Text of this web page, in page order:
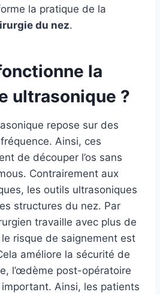
la pratique de la
du nez.
la
ultrasonique ?
repose sur des
Ainsi, ces
de découper l’os sans
Contrairement aux
les outils ultrasoniques
structures du nez. Par
travaille avec plus de
risque de saignement est
améliore la sécurité de
l’œdème post-opératoire
Ainsi, les patients